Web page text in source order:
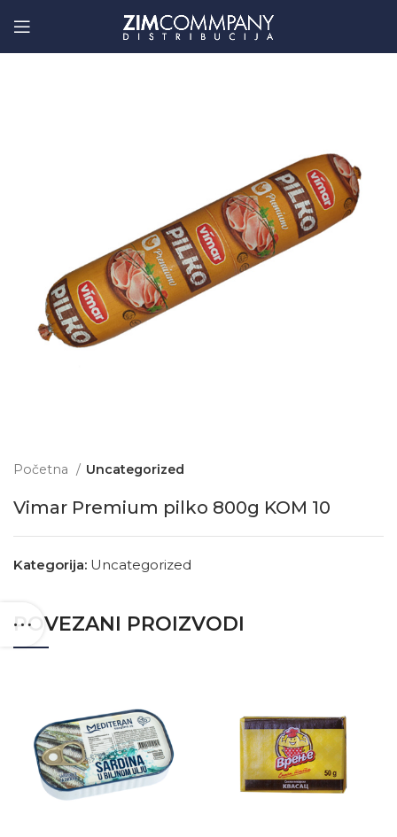
Početna Uncategorized
Vimar Premium pilko 800g KOM 10
Kategorija: Uncategorized
POVEZANI PROIZVODI